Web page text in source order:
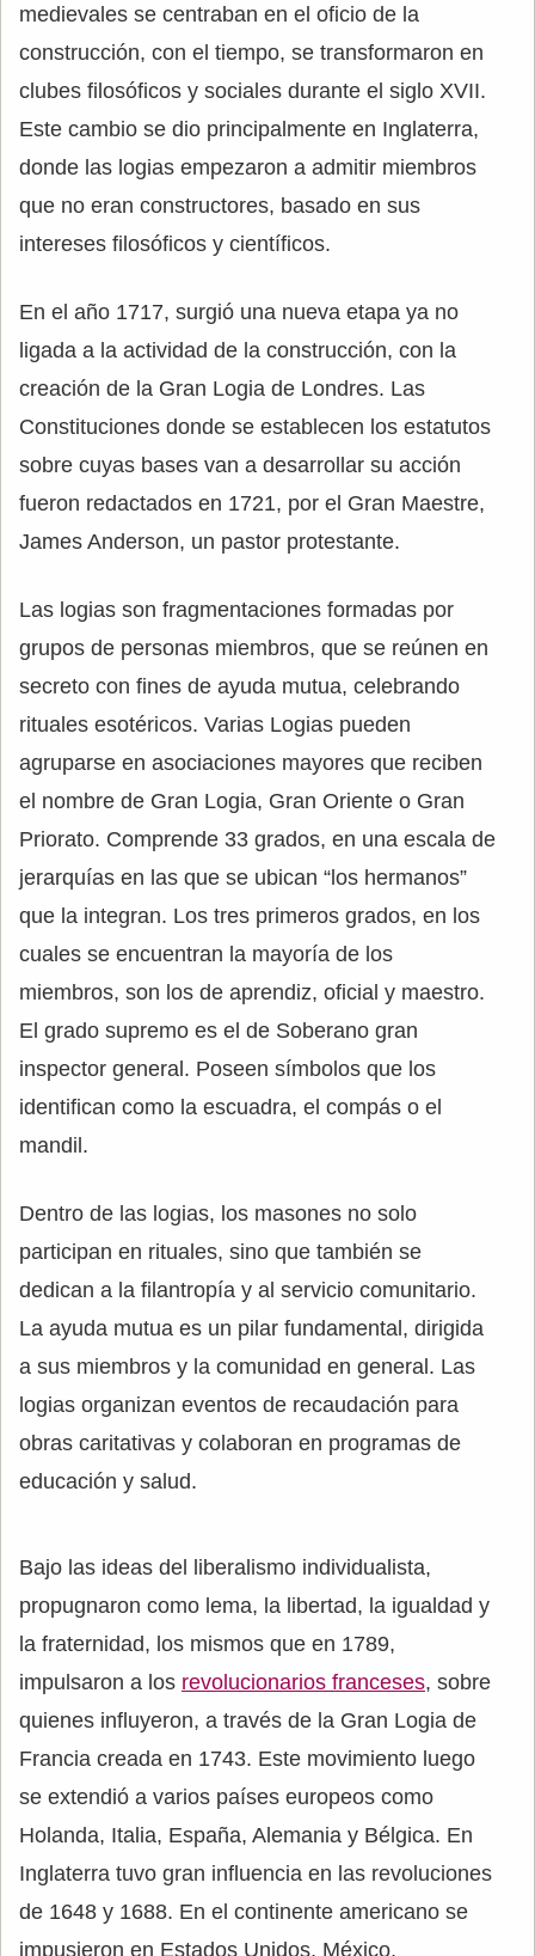
medievales se centraban en el oficio de la
construcción, con el tiempo, se transformaron en
clubes filosóficos y sociales durante el siglo XVII.
Este cambio se dio principalmente en Inglaterra,
donde las logias empezaron a admitir miembros
que no eran constructores, basado en sus
intereses filosóficos y científicos.
En el año 1717, surgió una nueva etapa ya no
ligada a la actividad de la construcción, con la
creación de la Gran Logia de Londres. Las
Constituciones donde se establecen los estatutos
sobre cuyas bases van a desarrollar su acción
fueron redactados en 1721, por el Gran Maestre,
James Anderson, un pastor protestante.
Las logias son fragmentaciones formadas por
grupos de personas miembros, que se reúnen en
secreto con fines de ayuda mutua, celebrando
rituales esotéricos. Varias Logias pueden
agruparse en asociaciones mayores que reciben
el nombre de Gran Logia, Gran Oriente o Gran
Priorato. Comprende 33 grados, en una escala de
jerarquías en las que se ubican “los hermanos”
que la integran. Los tres primeros grados, en los
cuales se encuentran la mayoría de los
miembros, son los de aprendiz, oficial y maestro.
El grado supremo es el de Soberano gran
inspector general. Poseen símbolos que los
identifican como la escuadra, el compás o el
mandil.
Dentro de las logias, los masones no solo
participan en rituales, sino que también se
dedican a la filantropía y al servicio comunitario.
La ayuda mutua es un pilar fundamental, dirigida
a sus miembros y la comunidad en general. Las
logias organizan eventos de recaudación para
obras caritativas y colaboran en programas de
educación y salud.
Bajo las ideas del liberalismo individualista,
propugnaron como lema, la libertad, la igualdad y
la fraternidad, los mismos que en 1789,
impulsaron a los revolucionarios franceses, sobre
quienes influyeron, a través de la Gran Logia de
Francia creada en 1743. Este movimiento luego
se extendió a varios países europeos como
Holanda, Italia, España, Alemania y Bélgica. En
Inglaterra tuvo gran influencia en las revoluciones
de 1648 y 1688. En el continente americano se
impusieron en Estados Unidos, México,